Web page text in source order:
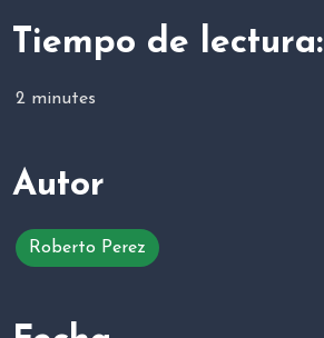
Tiempo de lectura:
2 minutes
Autor
Roberto Perez